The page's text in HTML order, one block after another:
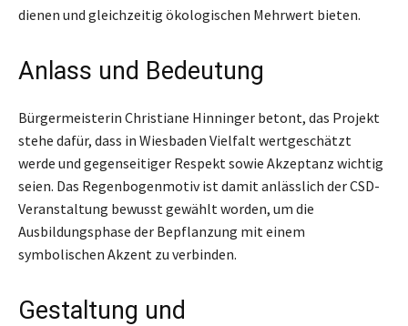
dienen und gleichzeitig ökologischen Mehrwert bieten.
Anlass und Bedeutung
Bürgermeisterin Christiane Hinninger betont, das Projekt
stehe dafür, dass in Wiesbaden Vielfalt wertgeschätzt
werde und gegenseitiger Respekt sowie Akzeptanz wichtig
seien. Das Regenbogenmotiv ist damit anlässlich der CSD-
Veranstaltung bewusst gewählt worden, um die
Ausbildungsphase der Bepflanzung mit einem
symbolischen Akzent zu verbinden.
Gestaltung und